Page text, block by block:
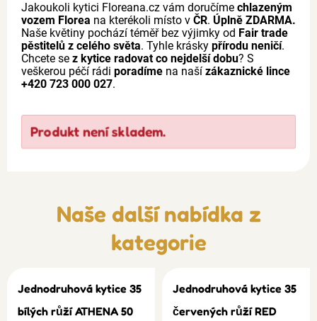
Jakoukoli kytici Floreana.cz vám doručíme chlazeným
vozem Florea na kterékoli místo v ČR. Úplně ZDARMA.
Naše květiny pochází téměř bez výjimky od Fair trade
pěstitelů z celého světa. Tyhle krásky přírodu neničí.
Chcete se z kytice radovat co nejdelší dobu? S
veškerou péčí rádi poradíme na naší zákaznické lince
+420 723 000 027.
Produkt není skladem.
Naše další nabídka z
kategorie
Jednodruhová kytice 35
bílých růží ATHENA 50
Jednodruhová kytice 35
červených růží RED